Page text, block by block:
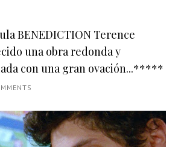
BENEDICTION Terence
una obra redonda y
con una gran ovación...*****